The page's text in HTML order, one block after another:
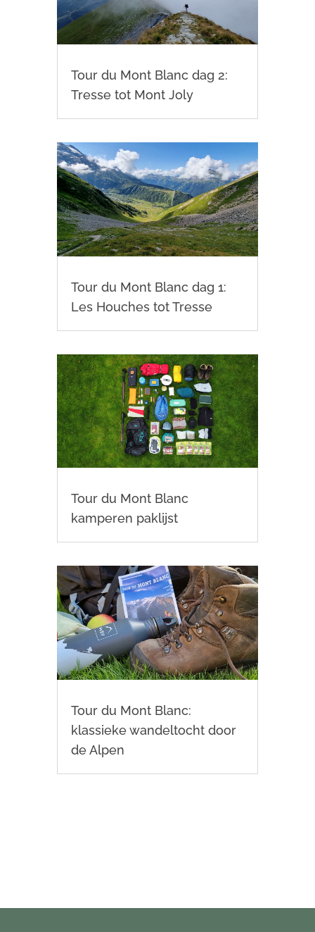
Tour du Mont Blanc dag 2:
Tresse tot Mont Joly
Tour du Mont Blanc dag 1:
Les Houches tot Tresse
Tour du Mont Blanc
kamperen paklijst
Tour du Mont Blanc:
klassieke wandeltocht door
de Alpen